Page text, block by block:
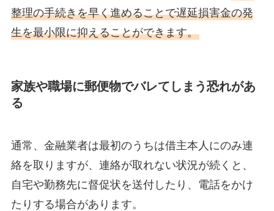
整理の手続きを早く進めることで遅延損害金の発
生を最小限に抑えることができます。
家族や職場に郵便物でバレてしまう恐れがあ
る
通常、金融業者は最初のうちは借主本人にのみ連
絡を取りますが、連絡が取れない状況が続くと、
自宅や勤務先に督促状を送付したり、電話をかけ
たりする場合があります。